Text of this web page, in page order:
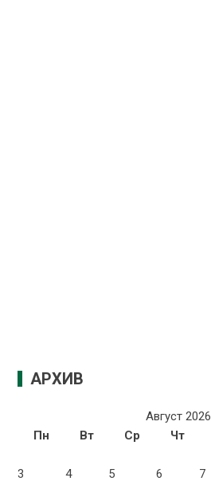
АРХИВ
Август 2026
Пн
Вт Ср Чт
3
4 5 6 7